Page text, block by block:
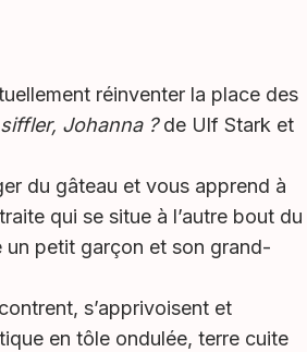
réinventer la place des
Johanna ?de Ulf Stark et
du gâteau et vous apprend à
qui se situe à l’autre bout du
un petit garçon et son grand-
s’apprivoisent et
en tôle ondulée, terre cuite